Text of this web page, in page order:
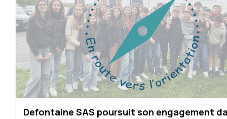
Defontaine SAS poursuit son engagement